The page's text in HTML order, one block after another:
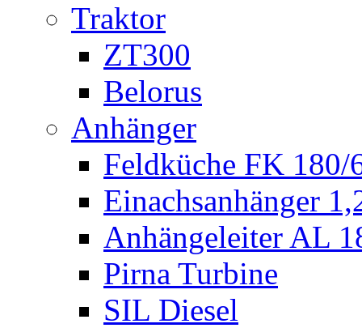
Traktor
ZT300
Belorus
Anhänger
Feldküche FK 180/
Einachsanhänger
Anhängeleiter AL
Pirna Turbine
SIL Diesel